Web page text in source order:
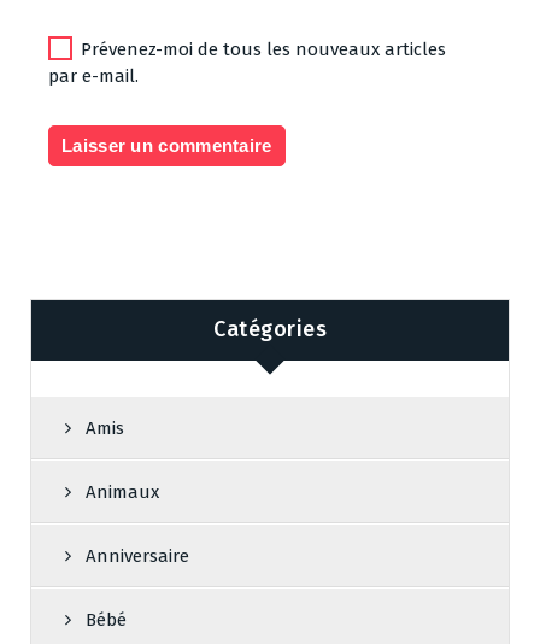
Prévenez-moi de tous les nouveaux articles
par e-mail.
Catégories
Amis
Animaux
Anniversaire
Bébé